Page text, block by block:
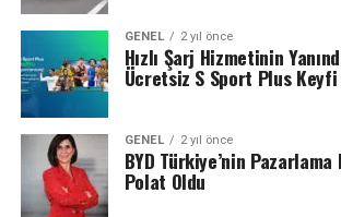
GENEL 2 yıl önce
Hızlı Şarj Hizmetinin
Ücretsiz S Sport Plus Keyfi
GENEL 2 yıl önce
BYD Türkiye’nin
Polat Oldu